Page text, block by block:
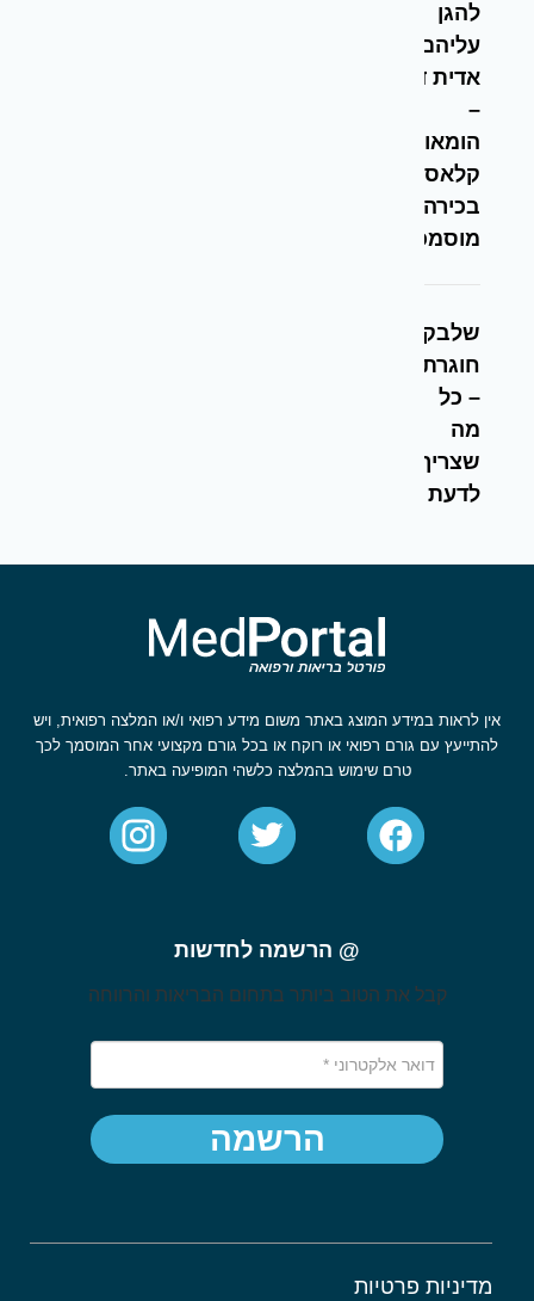
להגן
עליהם –
אדית דניאל
–
הומאופתית
קלאסית
בכירה
מוסמכת
שלבקת
חוגרת
– כל
מה
שצריך
לדעת
אין לראות במידע המוצג באתר משום מידע רפואי ו/או המלצה רפואית, ויש
להתייעץ עם גורם רפואי או רוקח או בכל גורם מקצועי אחר המוסמך לכך
טרם שימוש בהמלצה כלשהי המופיעה באתר.
מדיניות פרטיות
@ הרשמה לחדשות
קבל את הטוב ביותר בתחום הבריאות והרווחה
הרשמה